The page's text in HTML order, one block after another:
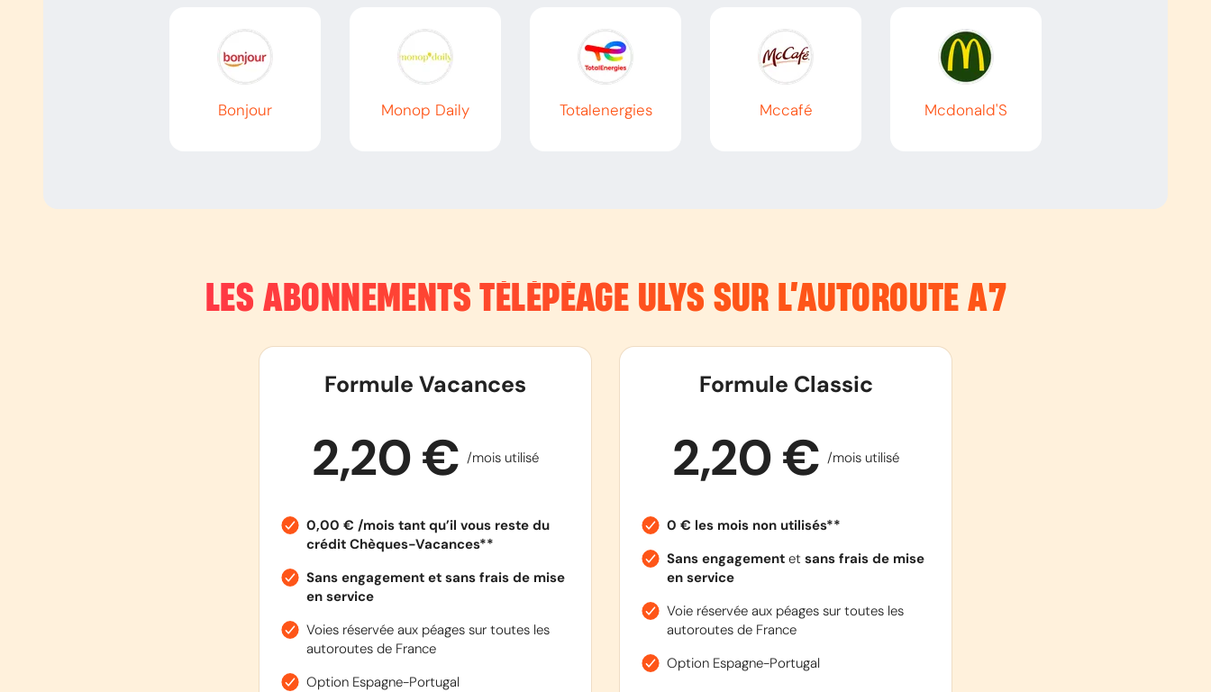
Bonjour Monop Daily Totalenergies Mccafé Mcdonald'S
LES ABONNEMENTS TÉLÉPÉAGE ULYS SUR L’AUTOROUTEA7
Formule Vacances
2,20 € /mois utilisé
0,00 € /mois tant qu’il vous reste du
crédit Chèques-Vacances**
Sans engagement et sans frais de mise
en service
Voies réservée aux péages sur toutes les
autoroutes de France
Option Espagne-Portugal
Formule Classic
2,20 € /mois utilisé
0 € les mois non utilisés**
Sans engagementet sans frais de mise
en service
Voie réservée aux péages sur toutes les
autoroutes de France
Option Espagne-Portugal